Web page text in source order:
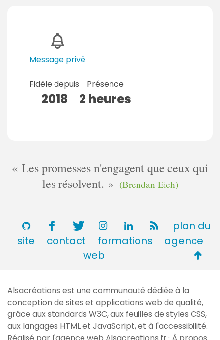
Message privé
Fidèle depuis
2018
Présence
2 heures
Les promesses n'engagent que ceux qui
les résolvent.
(Brendan Eich)
plan du
site
contact formations
agence
web
de
page
Alsacréations est une communauté dédiée à la
conception de sites et applications web de qualité,
grâce aux standards W3C, aux feuilles de styles CSS,
aux langages HTMLet JavaScript, et à l'accessibilité.